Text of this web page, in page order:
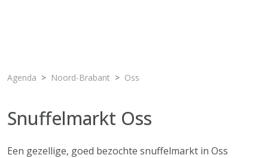
Agenda Noord-Brabant Oss
Snuffelmarkt Oss
Een gezellige, goed bezochte snuffelmarkt in Oss